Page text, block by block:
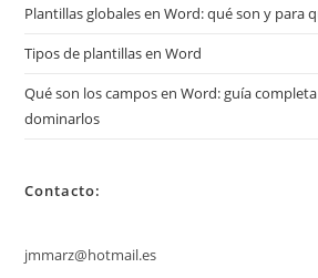
Plantillas globales en Word: qué son y para
Tipos de plantillas en Word
Qué son los campos en Word: guía
dominarlos
Contacto:
jmmarz@hotmail.es